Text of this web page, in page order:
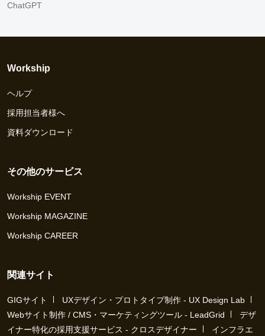
ChatGPT
Workship
ヘルプ
採用担当者様へ
資料ダウンロード
その他のサービス
Workship EVENT
Workship MAGAZINE
Workship CAREER
関連サイト
GIGサイト
UXデザイン・プロトタイプ制作 - UX Design Lab
Webサイト制作 / CMS・マーケティングツール - LeadGrid
デザ
イナー特化の採用支援サービス - クロスデザイナー
インフラエ